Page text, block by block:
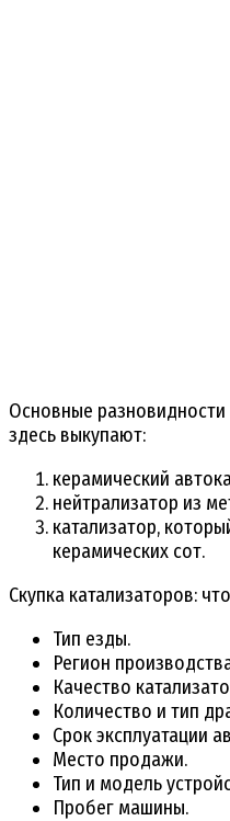
Основные
здесь выкупают:
керамический
нейтрализатор из
катализатор,
керамических сот.
Скупка катализаторов:
Тип езды.
Регион
Качество
Количество и тип
Срок эксплуатации
Место продажи.
Тип и модель
Пробег машины.